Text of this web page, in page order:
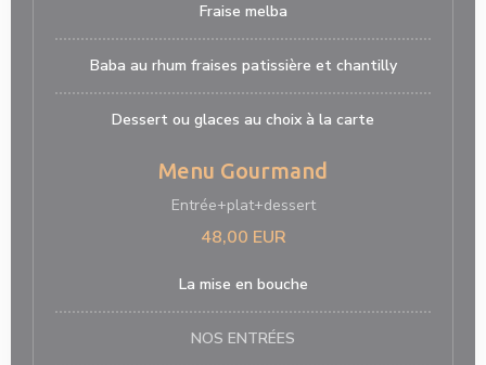
Fraise melba
Baba au rhum fraises patissière et chantilly
Dessert ou glaces au choix à la carte
Menu Gourmand
Entrée+plat+dessert
48,00 EUR
La mise en bouche
NOS ENTRÉES